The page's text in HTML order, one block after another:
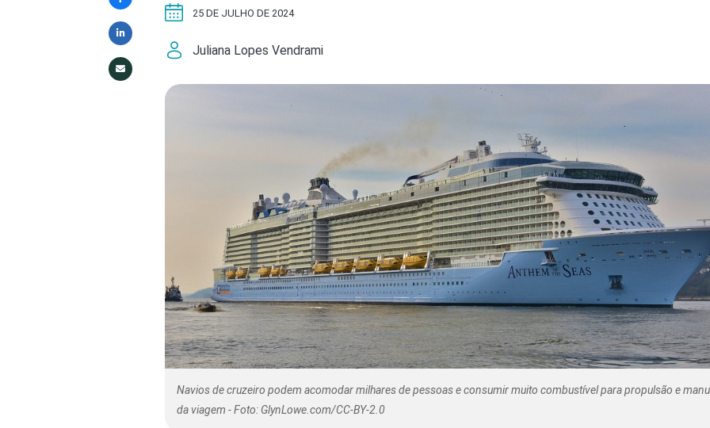
Publique no Fauna
Contato/Mídia Kit
Segunda
Túnel do
Universo
Juliana Lopes Vendrami
25 DE JULHO DE 2024
Navios de cruzeiro podem acomodar milhares de pessoas e consumir muito combustível para propulsão e
da viagem - Foto: GlynLowe.com/CC-BY-2.0